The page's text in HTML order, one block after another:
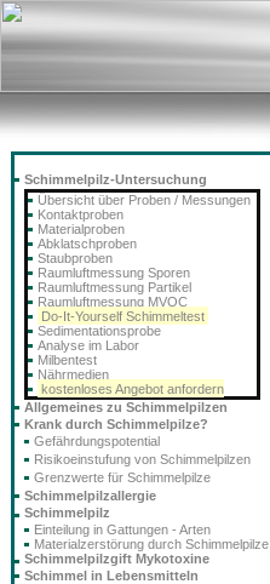
Schimmelpilz-Untersuchung
Übersicht über Proben / Messungen
Kontaktproben
Materialproben
Abklatschproben
Staubproben
Raumluftmessung Sporen
Raumluftmessung Partikel
Raumluftmessung MVOC
Do-It-Yourself Schimmeltest
Sedimentationsprobe
Analyse im Labor
Milbentest
Nährmedien
kostenloses Angebot anfordern
Allgemeines zu Schimmelpilzen
Krank durch Schimmelpilze?
Gefährdungspotential
Risikoeinstufung von Schimmelpilzen
Grenzwerte für Schimmelpilze
Schimmelpilzallergie
Schimmelpilz
Einteilung in Gattungen - Arten
Materialzerstörung durch Schimmelpilze
Schimmelpilzgift Mykotoxine
Schimmel in Lebensmitteln